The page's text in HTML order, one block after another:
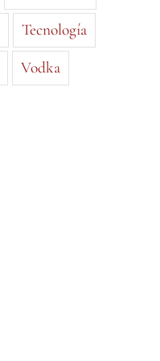
Tecnología
Vodka